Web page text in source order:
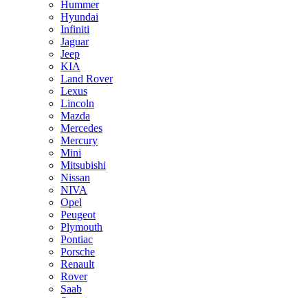
Hummer
Hyundai
Infiniti
Jaguar
Jeep
KIA
Land Rover
Lexus
Lincoln
Mazda
Mercedes
Mercury
Mini
Mitsubishi
Nissan
NIVA
Opel
Peugeot
Plymouth
Pontiac
Porsche
Renault
Rover
Saab